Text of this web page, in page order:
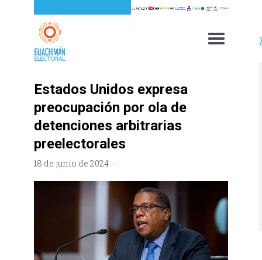
Estados Unidos expresa
preocupación por ola de
detenciones arbitrarias
preelectorales
18 de junio de 2024